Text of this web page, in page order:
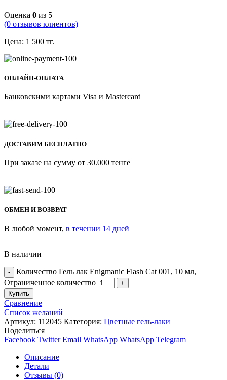
Оценка 0 из 5
(0 отзывов клиентов)
Цена: 1 500 тг.
ОНЛАЙН-ОПЛАТА
Банковскими картами Visa и Mastercard
ДОСТАВИМ БЕСПЛАТНО
При заказе на сумму от 30.000 тенге
ОБМЕН И ВОЗВРАТ
В любой момент, в течении 14 дней
В наличии
Количество Гель лак Enigmanic Flash Cat 001, 10 мл,
Ограниченное количество
Купить
Сравнение
Список желаний
Артикул: 112045 Категория: Цветные гель-лаки
Поделиться
Facebook Twitter Email WhatsApp WhatsApp Telegram
Описание
Детали
Отзывы (0)